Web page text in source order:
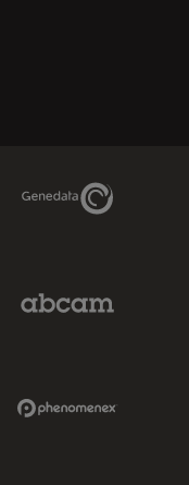
Genedata Link